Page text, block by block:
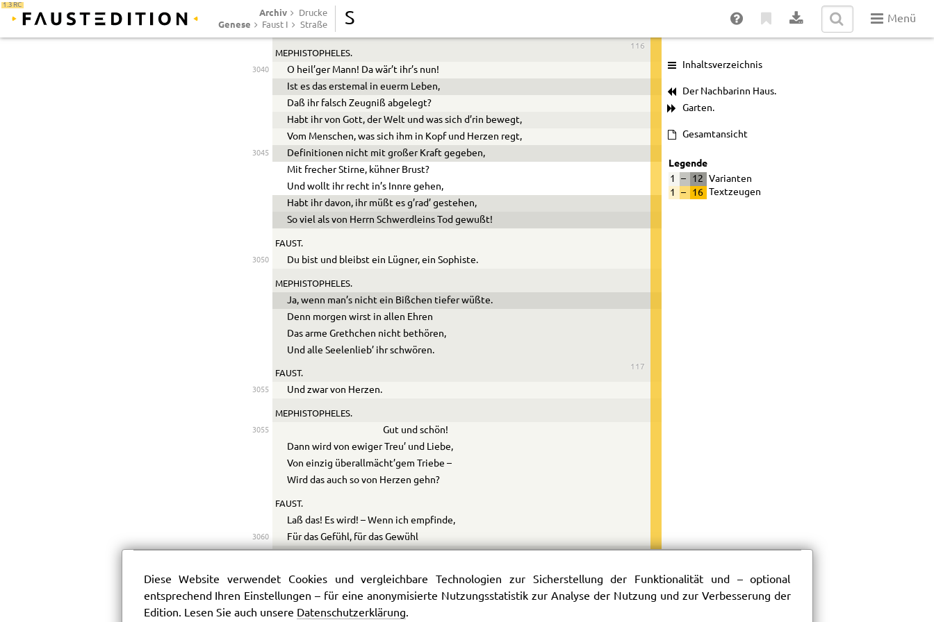
1.3 RC
Archiv Drucke
Genese Faust I Straße S Menü
FAUST.
Wenn Er nichts bessers hat, so ist der Plan zerrissen.
116
MEPHISTOPHELES.
3040
O heil’ger Mann! Da wär’t ihr’s nun!
Ist es das erstemal in euerm Leben,
Daß ihr falsch Zeugniß abgelegt?
Habt ihr von Gott, der Welt und was sich d’rin bewegt,
Vom Menschen, was sich ihm in Kopf und Herzen regt,
3045
Definitionen nicht mit großer Kraft gegeben,
Mit frecher Stirne, kühner Brust?
Und wollt ihr recht in’s Innre gehen,
Habt ihr davon, ihr müßt es g’rad’ gestehen,
So viel als von Herrn Schwerdleins Tod gewußt!
FAUST.
3050 Du bist und bleibst ein Lügner, ein Sophiste.
MEPHISTOPHELES.
Ja, wenn man’s nicht ein Bißchen tiefer wüßte.
Denn morgen wirst in allen Ehren
Das arme Grethchen nicht bethören,
Und alle Seelenlieb’ ihr schwören.
117
FAUST.
3055 Und zwar von Herzen.
MEPHISTOPHELES.
3055
Gut und schön!
Dann wird von ewiger Treu’ und Liebe,
Von einzig überallmächt’gem Triebe –
Wird das auch so von Herzen gehn?
FAUST.
Laß das! Es wird! – Wenn ich empfinde,
3060
Für das Gefühl, für das Gewühl
Nach allen höchsten Worten greife,
Und diese Gluth, von der ich brenne,
Inhaltsverzeichnis
Der Nachbarinn Haus.
Garten.
Gesamtansicht
Legende
1 – 12
Varianten
1
– 16 Textzeugen
Diese Website verwendet Cookies und vergleichbare Technologien zur Sicherstellung der Funktionalität und – optional
entsprechend Ihren Einstellungen – für eine anonymisierte Nutzungsstatistik zur Analyse der Nutzung und zur Verbesserung der
Edition. Lesen Sie auch unsere Datenschutzerklärung.